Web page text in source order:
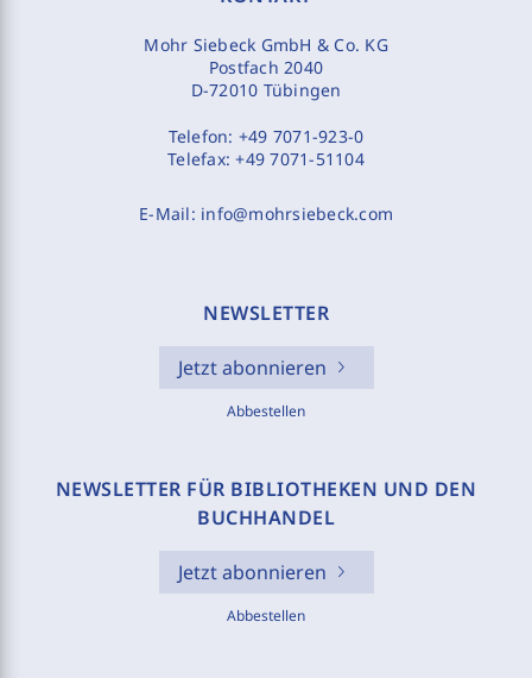
Mohr Siebeck GmbH & Co. KG
Postfach 2040
D-72010 Tübingen
Telefon: +49 7071-923-0
Telefax:+49 7071-51104
E-Mail: info@mohrsiebeck.com
NEWSLETTER
Jetzt abonnieren
Abbestellen
NEWSLETTER FÜR BIBLIOTHEKEN UND DEN
BUCHHANDEL
Jetzt abonnieren
Abbestellen